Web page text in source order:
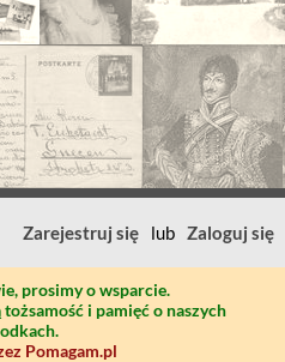
Zarejestruj się lub Zaloguj się
prosimy o wsparcie.
i pamięć o naszych
Pomagam.pl